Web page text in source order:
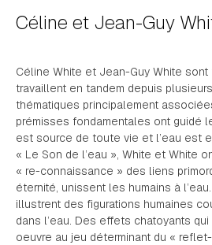
Céline et Jean-Guy
Céline White et Jean-Guy White
travaillent en tandem depuis
thématiques principalement
prémisses fondamentales ont guidé
est source de toute vie et l’eau est
« Le Son de l’eau », White et White
« re-connaissance » des liens
éternité, unissent les humains à
illustrent des figurations humaines
dans l’eau. Des effets chatoyants
oeuvre au jeu déterminant du «